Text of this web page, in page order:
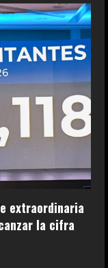
extraordinaria
la cifra